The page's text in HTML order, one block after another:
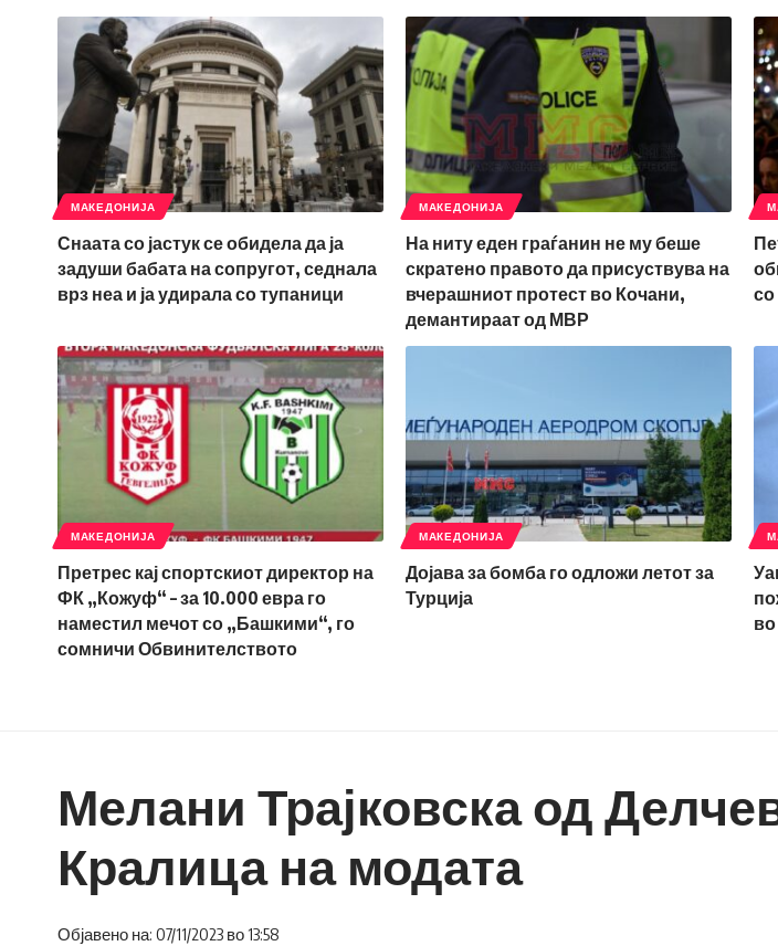
МАКЕДОНИЈА
Снаата со јастук се обидела да ја
задуши бабата на сопругот, седнала
врз неа и ја удирала со тупаници
МАКЕДОНИЈА
На ниту еден граѓанин не му беше
скратено правото да присуствува на
вчерашниот протест во Кочани,
демантираат од МВР
со
МАКЕДОНИЈА
Претрес кај спортскиот директор на
ФК „Кожуф“ – за 10.000 евра го
наместил мечот со „Башкими“, го
сомничи Обвинителството
МАКЕДОНИЈА
Дојава за бомба го одложи летот за
Турција
Мелани Трајковска од
Кралица на модата
Објавено на: 07/11/2023 во 13:58